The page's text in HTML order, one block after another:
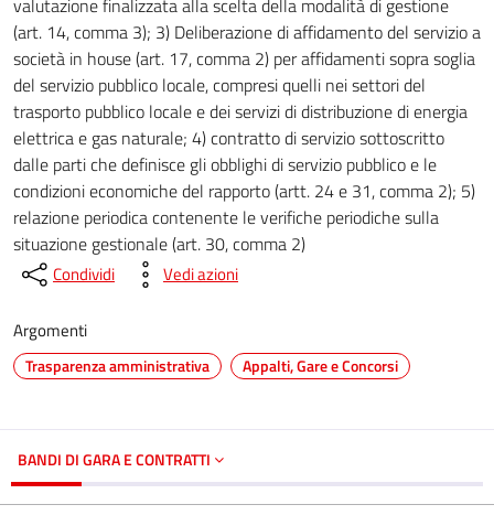
valutazione finalizzata alla scelta della modalità di gestione
(art. 14, comma 3); 3) Deliberazione di affidamento del servizio a
società in house (art. 17, comma 2) per affidamenti sopra soglia
del servizio pubblico locale, compresi quelli nei settori del
trasporto pubblico locale e dei servizi di distribuzione di energia
elettrica e gas naturale; 4) contratto di servizio sottoscritto
dalle parti che definisce gli obblighi di servizio pubblico e le
condizioni economiche del rapporto (artt. 24 e 31, comma 2); 5)
relazione periodica contenente le verifiche periodiche sulla
situazione gestionale (art. 30, comma 2)
Condividi Vedi azioni
Argomenti
Trasparenza amministrativa Appalti, Gare e Concorsi
BANDI DI GARA E CONTRATTI